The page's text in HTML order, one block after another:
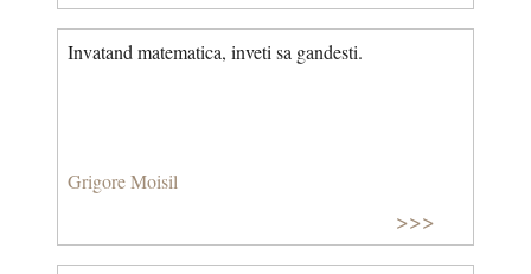
descriptio, 1614) © CCC
Invatand matematica, inveti sa gandesti.
Grigore Moisil
>>>